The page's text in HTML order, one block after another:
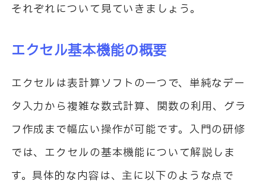
それぞれについて見ていきましょう。
エクセル基本機能の概要
エクセルは表計算ソフトの一つで、単純なデー
タ入力から複雑な数式計算、関数の利用、グラ
フ作成まで幅広い操作が可能です。入門の研修
では、エクセルの基本機能について解説しま
す。具体的な内容は、主に以下のような点で